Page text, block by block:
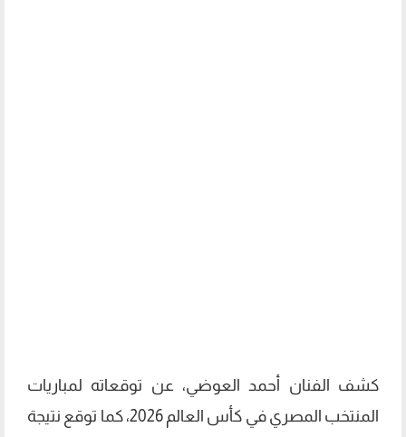
كشف الفنان أحمد العوضي، عن توقعاته لمباريات
المنتخب المصري في كأس العالم 2026، كما توقع نتيجة